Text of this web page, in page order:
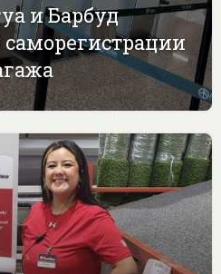
и Барбуд